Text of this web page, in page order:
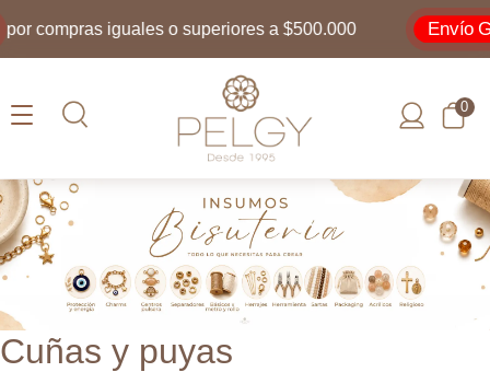
compras iguales o superiores a $500.000 Envío
0
Cuñas y puyas